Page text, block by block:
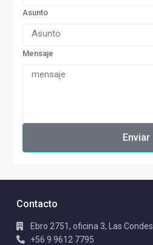
Asunto
Mensaje
Enviar
Contacto
Ebro 2751, oficina 3, Las Condes
+56 9 9612 7795